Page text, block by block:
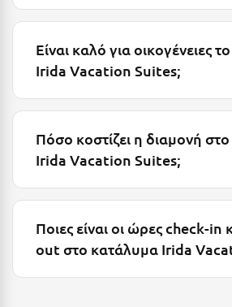
Λήμνος
Λίμνη Πλαστήρα
Λουτρά Πόζαρ
Λουτρά Υπάτης
Λούτσα
Είναι καλό για οικογένειες
Irida Vacation Suites;
Πόσο κοστίζει η διαμονή
Irida Vacation Suites;
Ποιες είναι οι ώρες check-in
out στο κατάλυμα Irida